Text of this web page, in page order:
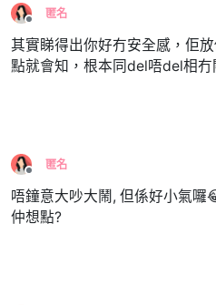
離線
匿名
其實睇得出你好冇安全感，佢
點就會知，根本同del唔del相冇
離線
匿名
唔鐘意大吵大鬧, 但係好小氣
仲想點?